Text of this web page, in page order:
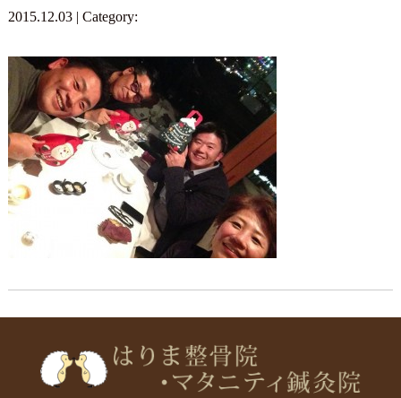
2015.12.03 | Category: